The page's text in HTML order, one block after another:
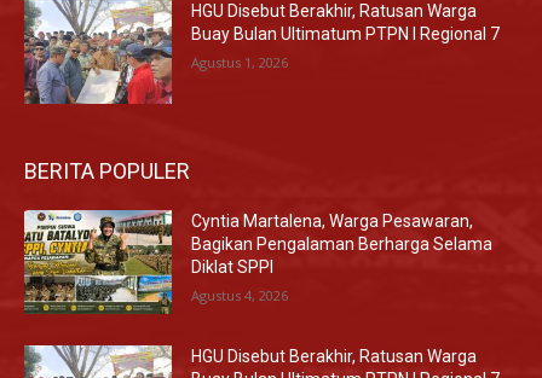
HGU Disebut Berakhir, Ratusan Warga
Buay Bulan Ultimatum PTPN I Regional 7
Agustus 1, 2026
BERITA POPULER
Cyntia Martalena, Warga Pesawaran,
Bagikan Pengalaman Berharga Selama
Diklat SPPI
Agustus 4, 2026
HGU Disebut Berakhir, Ratusan Warga